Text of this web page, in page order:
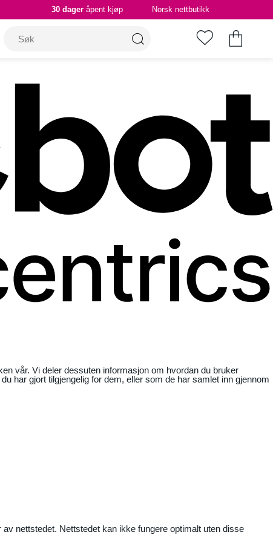
vår. Vi deler dessuten informasjon om hvordan du bruker
har gjort tilgjengelig for dem, eller som de har samlet inn gjennom
nettstedet. Nettstedet kan ikke fungere optimalt uten disse
30 dager åpent kjøp Norsk nettbutikk